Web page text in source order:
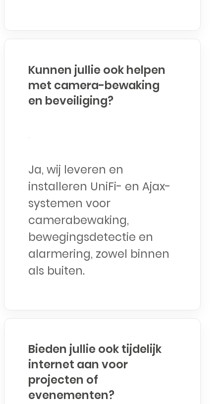
Kunnen jullie ook helpen
met camera-bewaking
en beveiliging?
Ja, wij leveren en
installeren UniFi- en Ajax-
systemen voor
camerabewaking,
bewegingsdetectie en
alarmering, zowel binnen
als buiten.
Bieden jullie ook tijdelijk
internet aan voor
projecten of
evenementen?